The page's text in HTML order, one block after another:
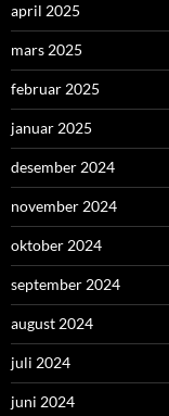
april 2025
mars 2025
februar 2025
januar 2025
desember 2024
november 2024
oktober 2024
september 2024
august 2024
juli 2024
juni 2024